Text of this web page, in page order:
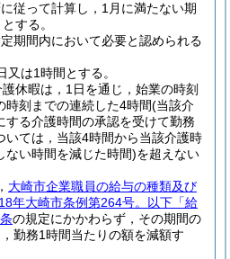
従って計算し，1月に満たない期
する。
期間内において必要と認められる
は1時間とする。
休暇は，1日を通じ，始業の時刻
時刻までの連続した4時間(当該介
する介護時間の承認を受けて勤務
いては，当該4時間から当該介護時
ない時間を減じた時間)を超えない
大崎市企業職員の給与の種類及び
年大崎市条例第264号。以下「給
の規定にかかわらず，その期間の
勤務1時間当たりの額を減額す